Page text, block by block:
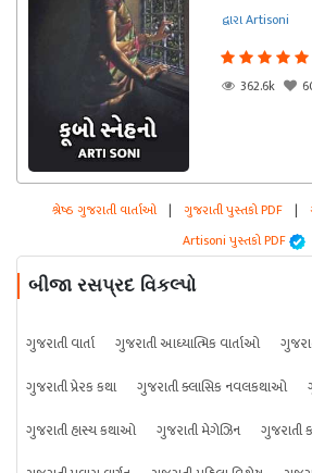
દ્વારા Artisoni
362.6k
શ્રેષ્ઠ ગુજરાતી વાર્તાઓ | ગુજરાતી પુસ્તકો PDF |
Artisoni પુસ્તકો PDF
બીજા રસપ્રદ વિકલ્પો
ગુજરાતી વાર્તા ગુજરાતી આધ્યાત્મિક વાર્તાઓ
ગુજરાતી પ્રેરક કથા
ગુજરાતી ક્લાસિક નવલકથાઓ
ગુજરાતી હાસ્ય કથાઓ
ગુજરાતી મેગેઝિન
ગુજરાતી